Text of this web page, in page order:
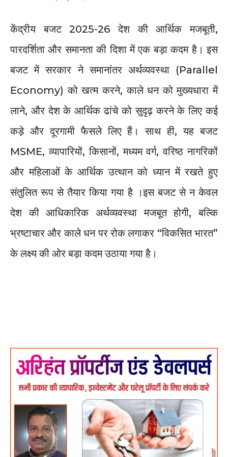
केंद्रीय बजट 2025-26 देश की आर्थिक मजबूती,
पारदर्शिता और समानता की दिशा में एक बड़ा कदम है। इस
बजट में सरकार ने समानांतर अर्थव्यवस्था (Parallel
Economy) को खत्म करने, काले धन को मुख्यधारा में
लाने, और देश के आर्थिक ढांचे को सुदृढ़ करने के लिए कई
कड़े और दूरगामी फैसले लिए हैं। साथ ही, यह बजट
MSME, व्यापारियों, किसानों, मध्यम वर्ग, वरिष्ठ नागरिकों
और महिलाओं के आर्थिक उत्थान को ध्यान में रखते हुए
संतुलित रूप से तैयार किया गया है ।इस बजट से न केवल
देश की आधिकारिक अर्थव्यवस्था मजबूत होगी, बल्कि
भ्रष्टाचार और काले धन पर रोक लगाकर “विकसित भारत”
के लक्ष्य की ओर बड़ा कदम उठाया गया है।